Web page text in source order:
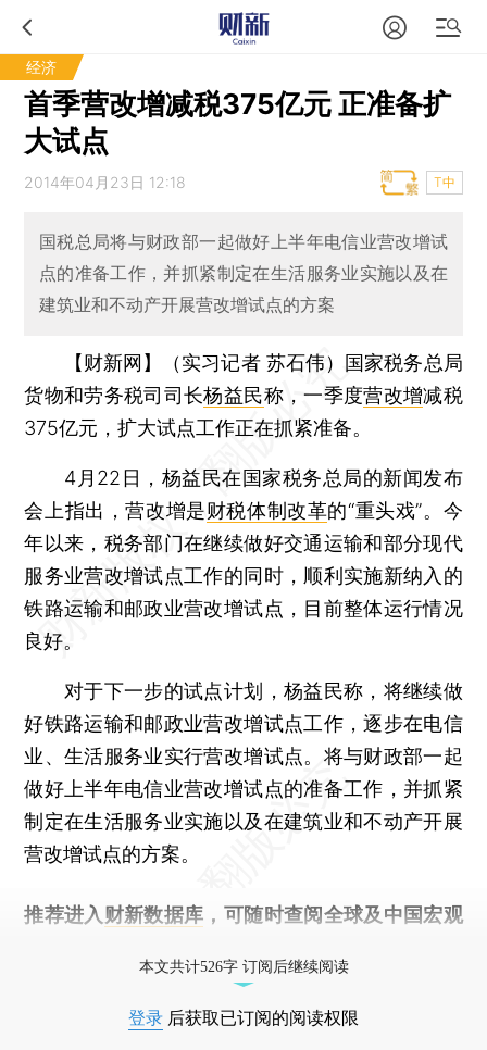
经济
首季营改增减税375亿元 正准备扩
大试点
2014年04月23日 12:18 T中
国税总局将与财政部一起做好上半年电信业营改增试
点的准备工作，并抓紧制定在生活服务业实施以及在
建筑业和不动产开展营改增试点的方案
【财新网】（实习记者 苏石伟） 国家税务总局
货物和劳务税司司长杨益民称，一季度营改增减税
375亿元，扩大试点工作正在抓紧准备。
4月22日，杨益民在国家税务总局的新闻发布
会上指出，营改增是财税体制改革的“重头戏”。今
年以来，税务部门在继续做好交通运输和部分现代
服务业营改增试点工作的同时，顺利实施新纳入的
铁路运输和邮政业营改增试点，目前整体运行情况
良好。
对于下一步的试点计划，杨益民称，将继续做
好铁路运输和邮政业营改增试点工作，逐步在电信
业、生活服务业实行营改增试点。将与财政部一起
做好上半年电信业营改增试点的准备工作，并抓紧
制定在生活服务业实施以及在建筑业和不动产开展
营改增试点的方案。
推荐进入 财新数据库 ，可随时查阅全球及中国宏观
本文共计526字 订阅后继续阅读
登录 后获取已订阅的阅读权限